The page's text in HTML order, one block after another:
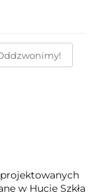
w Hucie Szkła